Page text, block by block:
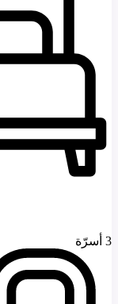
3 أسرّة